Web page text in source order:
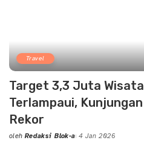
Travel
Target 3,3 Juta
Terlampaui,
Rekor
Posted
oleh Redaksi Blok-a 4 Jan 2026